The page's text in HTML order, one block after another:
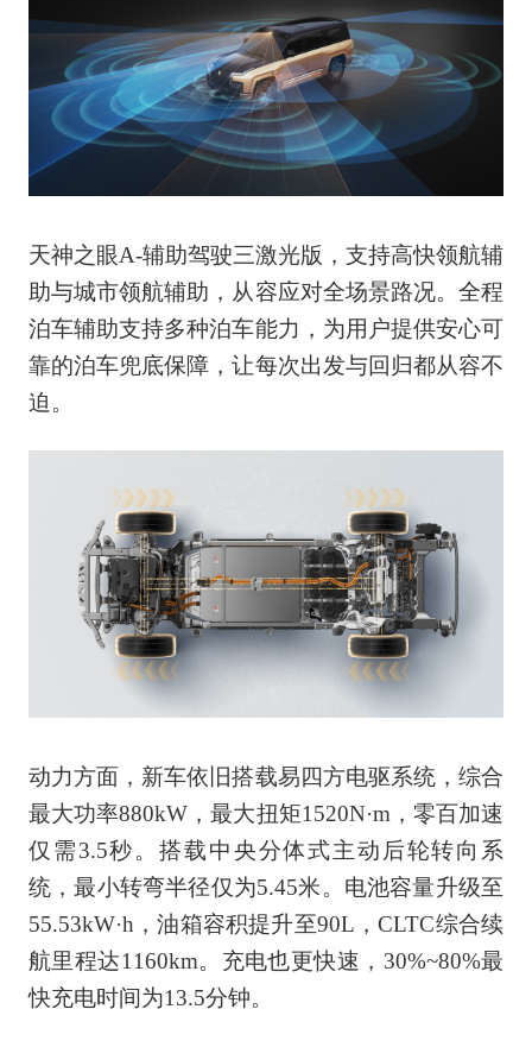
天神之眼A-辅助驾驶三激光版，支持高快领航辅
助与城市领航辅助，从容应对全场景路况。全程
泊车辅助支持多种泊车能力，为用户提供安心可
靠的泊车兜底保障，让每次出发与回归都从容不
迫。
动力方面，新车依旧搭载易四方电驱系统，综合
最大功率880kW，最大扭矩1520N·m，零百加速
仅需3.5秒。搭载中央分体式主动后轮转向系
统，最小转弯半径仅为5.45米。电池容量升级至
55.53kW·h，油箱容积提升至90L，CLTC综合续
航里程达1160km。充电也更快速，30%~80%最
快充电时间为13.5分钟。